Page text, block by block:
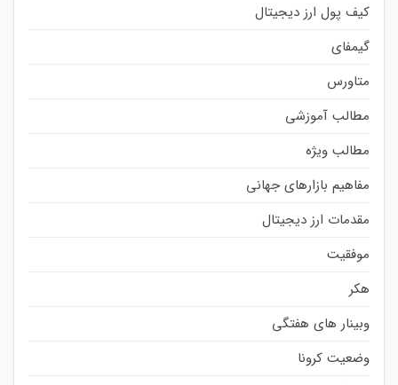
کیف پول ارز دیجیتال
گیمفای
متاورس
مطالب آموزشی
مطالب ویژه
مفاهیم بازارهای جهانی
مقدمات ارز دیجیتال
موفقیت
هکر
وبینار های هفتگی
وضعیت کرونا